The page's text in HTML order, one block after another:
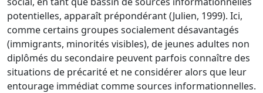
potentielles, apparaît prépondérant (Julien, 1999). Ici,
comme certains groupes socialement désavantagés
(immigrants, minorités visibles), de jeunes adultes non
diplômés du secondaire peuvent parfois connaître des
situations de précarité et ne considérer alors que leur
entourage immédiat comme sources informationnelles.